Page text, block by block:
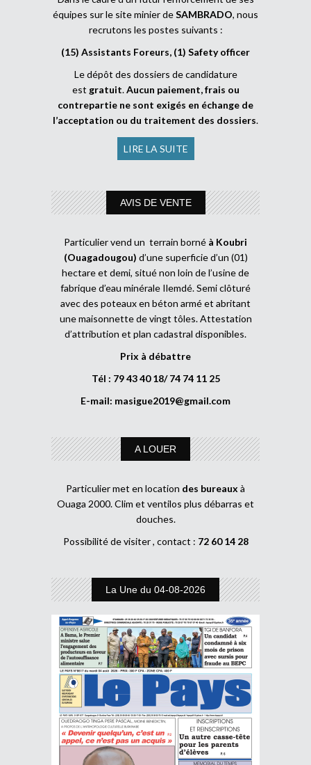
équipes sur le site minier deSAMBRADO, nous
recrutons les postes suivants :
(15) Assistants Foreurs, (1) Safety officer
Le dépôt des dossiers de candidature
est gratuit.Aucun paiement, frais ou
contrepartie ne sont exigés en échange de
l’acceptation ou du traitement des dossiers.
LIRE LA SUITE
AVIS DE VENTE
Particulier vend un terrain borné à Koubri
(Ouagadougou) d’une superficie d’un (01)
hectare et demi, situé non loin de l’usine de
fabrique d’eau minérale Ilemdé. Semi clôturé
avec des poteaux en béton armé et abritant
une maisonnette de vingt tôles. Attestation
d’attribution et plan cadastral disponibles.
Prix à débattre
Tél : 79 43 40 18/ 74 74 11 25
E-mail: masigue2019@gmail.com
A LOUER
Particulier met en location des bureaux à
Ouaga 2000. Clim et ventilos plus débarras et
douches.
Possibilité de visiter , contact : 72 60 14 28
La Une du 04-08-2026